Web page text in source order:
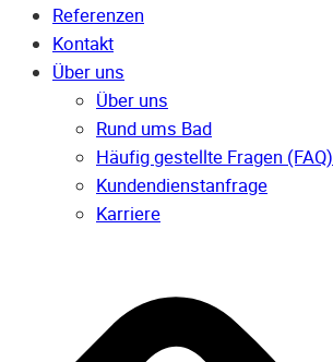
Referenzen
Kontakt
Über uns
Über uns
Rund ums Bad
Häufig gestellte Fragen (FAQ)
Kunden­dienst­anfrage
Karriere